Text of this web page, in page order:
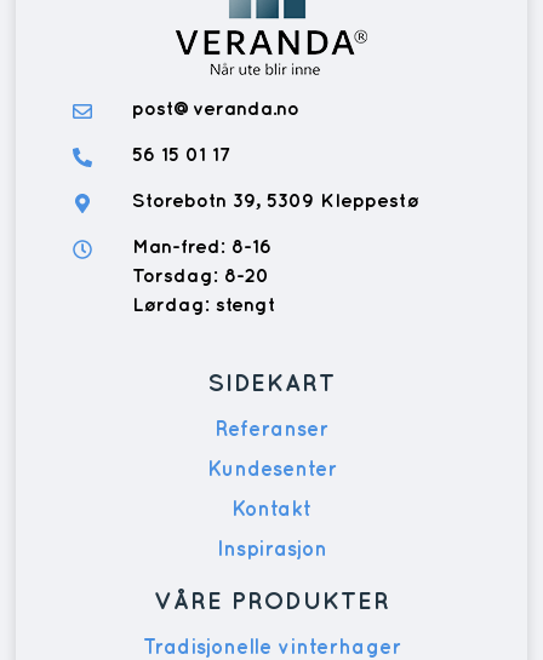
post@veranda.no
56 15 01 17
Storebotn 39, 5309 Kleppestø
Man-fred: 8-16
Torsdag: 8-20
Lørdag: stengt
SIDEKART
Referanser
Kundesenter
Kontakt
Inspirasjon
VÅRE PRODUKTER
Tradisjonelle vinterhager